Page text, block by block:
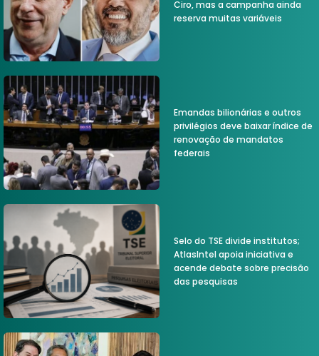
Ciro, mas a campanha ainda
reserva muitas variáveis
Emandas bilionárias e outros
privilégios deve baixar índice de
renovação de mandatos
federais
Selo do TSE divide institutos;
AtlasIntel apoia iniciativa e
acende debate sobre precisão
das pesquisas